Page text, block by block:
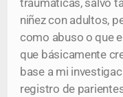
traumáticas, salvo
niñez con adultos,
como abuso o que
que básicamente
base a mi
registro de